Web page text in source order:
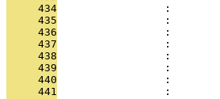
     434
:
     435
:
     436
:
     437
:
     438
:
     439
:
     440
:
     441
: